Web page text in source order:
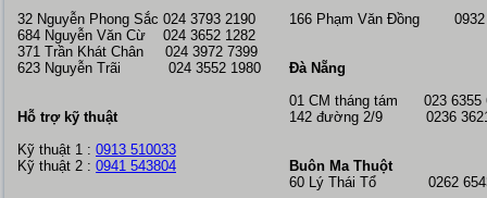
32 Nguyễn Phong Sắc 024 3793 2190
684 Nguyễn Văn Cừ 024 3652 1282
371 Trần Khát Chân 024 3972 7399
623 Nguyễn Trãi 024 3552 1980
Hỗ trợ kỹ thuật
Kỹ thuật 1 : 0913 510033
Kỹ thuật 2 : 0941 543804
166 Phạm Văn Đồng 0932
Đà Nẵng
01 CM tháng tám 023 6355
142 đường 2/9 0236
Buôn Ma Thuột
60 Lý Thái Tổ 0262